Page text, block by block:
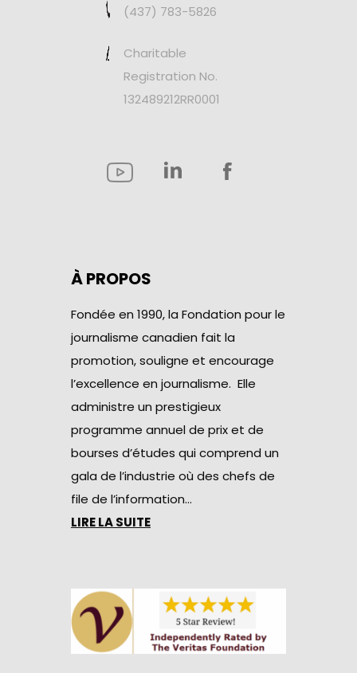
(437) 783-5826
Charitable
Registration No.
132489212RR0001
À PROPOS
Fondée en 1990, la Fondation pour le
journalisme canadien fait la
promotion, souligne et encourage
l’excellence en journalisme. Elle
administre un prestigieux
programme annuel de prix et de
bourses d’études qui comprend un
gala de l’industrie où des chefs de
file de l’information…
LIRE LA SUITE